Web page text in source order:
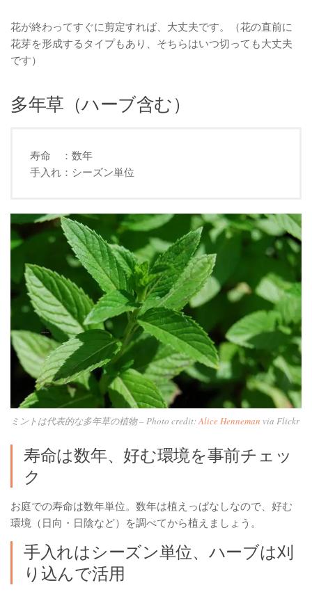
花が終わってすぐに剪定すれば、大丈夫です。（花の直前に
花芽を形成するタイプもあり、そちらはいつ切っても大丈夫
です）
多年草（ハーブ含む）
寿命 ：数年
手入れ：シーズン単位
ミントは代表的な多年草の植物 – Photo credit:Alice Henneman via Flickr
寿命は数年、好む環境を事前チェッ
ク
お庭での寿命は数年単位。数年は植えっぱなしなので、好む
環境（日向・日陰など）を調べてから植えましょう。
手入れはシーズン単位、ハーブは刈
り込んで活用